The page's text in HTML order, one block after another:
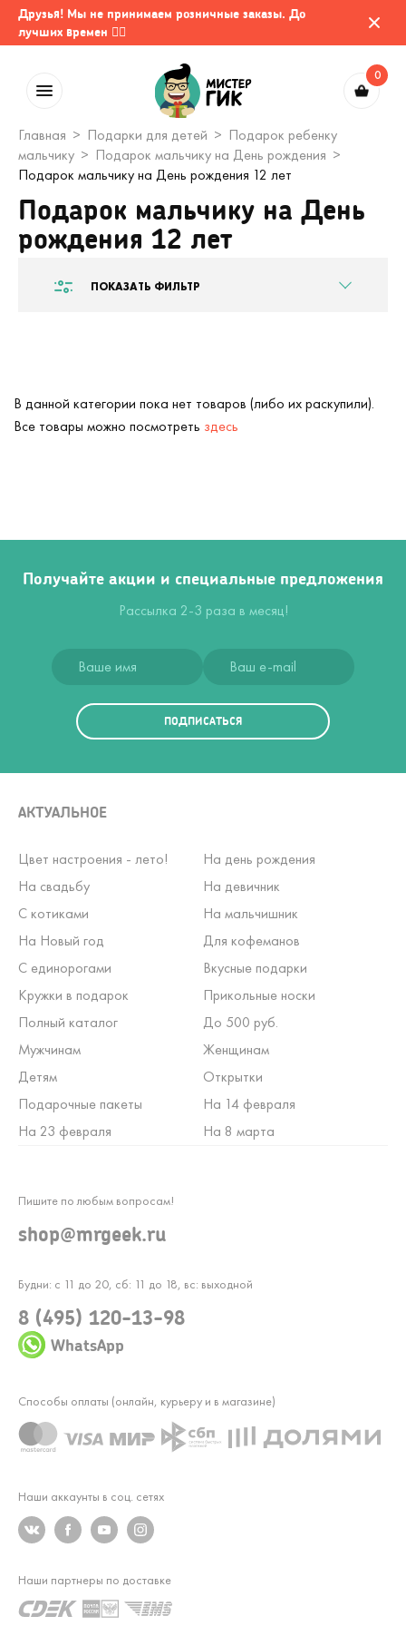
Друзья! Мы не принимаем розничные заказы. До
лучших времен 🤷‍♂️
0
Главная Подарки для детей
Подарок ребенку
мальчику
Подарок мальчику на День рождения
Подарок мальчику на День рождения 12 лет
Подарок мальчику на День
рождения 12 лет
ПОКАЗАТЬ ФИЛЬТР
В данной категории пока нет товаров (либо их раскупили).
Все товары можно посмотреть здесь
Получайте акции и специальные предложения
Рассылка 2-3 раза в месяц!
ПОДПИСАТЬСЯ
АКТУАЛЬНОЕ
Цвет настроения - лето!
На день рождения
На свадьбу
На девичник
С котиками
На мальчишник
На Новый год
Для кофеманов
С единорогами
Вкусные подарки
Кружки в подарок
Прикольные носки
Полный каталог
До 500 руб.
Мужчинам
Женщинам
Детям
Открытки
Подарочные пакеты
На 14 февраля
На 23 февраля
На 8 марта
Будни: с 11 до 20, сб: 11 до 18, вс: выходной
8 (495) 120-13-98
WhatsApp
Пишите по любым вопросам!
shop@mrgeek.ru
Наши аккаунты в соц. сетях
Способы оплаты (онлайн, курьеру и в магазине)
Наши партнеры по доставке